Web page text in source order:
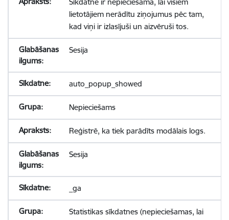
lietotājiem nerādītu ziņojumus pēc tam,
kad viņi ir izlasījuši un aizvēruši tos.
Sesija
auto_popup_showed
Nepieciešams
Reģistrē, ka tiek parādīts modālais logs.
Sesija
_ga
Statistikas sīkdatnes (nepieciešamas, lai